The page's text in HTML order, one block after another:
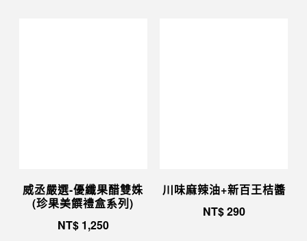
威丞嚴選-優纖果醋雙姝
(珍果美饌禮盒系列)
NT$ 1,250
川味麻辣油+新百王桔醬
NT$290